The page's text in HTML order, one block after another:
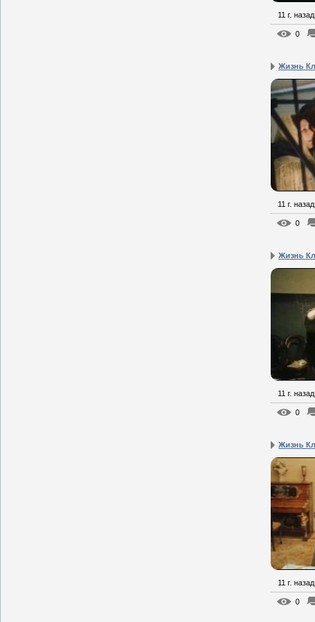
11 г. назад
0
Жизнь
11 г. назад
0
Жизнь
11 г. назад
0
Жизнь
11 г. назад
0